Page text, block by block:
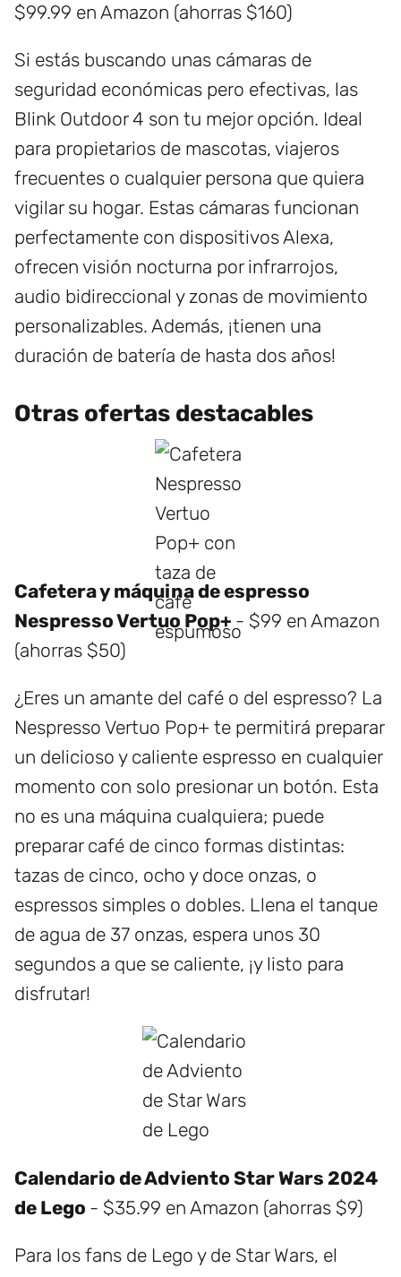
$99.99 en Amazon (ahorras $160)
Si estás buscando unas cámaras de
seguridad económicas pero efectivas, las
Blink Outdoor 4 son tu mejor opción. Ideal
para propietarios de mascotas, viajeros
frecuentes o cualquier persona que quiera
vigilar su hogar. Estas cámaras funcionan
perfectamente con dispositivos Alexa,
ofrecen visión nocturna por infrarrojos,
audio bidireccional y zonas de movimiento
personalizables. Además, ¡tienen una
duración de batería de hasta dos años!
Otras ofertas destacables
Cafetera y máquina de espresso
Nespresso Vertuo Pop+ - $99 en Amazon
(ahorras $50)
¿Eres un amante del café o del espresso? La
Nespresso Vertuo Pop+ te permitirá preparar
un delicioso y caliente espresso en cualquier
momento con solo presionar un botón. Esta
no es una máquina cualquiera; puede
preparar café de cinco formas distintas:
tazas de cinco, ocho y doce onzas, o
espressos simples o dobles. Llena el tanque
de agua de 37 onzas, espera unos 30
segundos a que se caliente, ¡y listo para
disfrutar!
Calendario de Adviento Star Wars 2024
de Lego - $35.99 en Amazon (ahorras $9)
Para los fans de Lego y de Star Wars, el